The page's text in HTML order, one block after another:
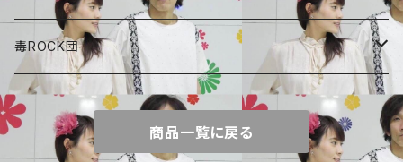
しょーちゃん、おやつ
毒ROCK団
Album
商品一覧に戻る